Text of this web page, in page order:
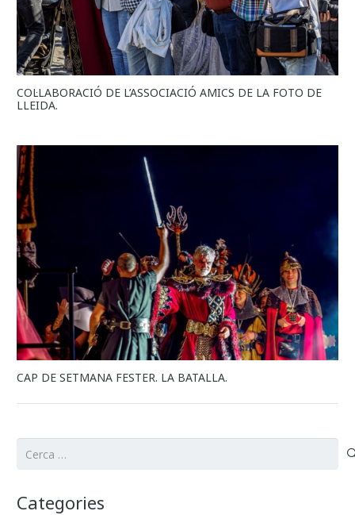
COL·LABORACIÓ DE L’ASSOCIACIÓ AMICS DE LA FOTO DE
LLEIDA.
CAP DE SETMANA FESTER. LA BATALLA.
Cerca:
Categories